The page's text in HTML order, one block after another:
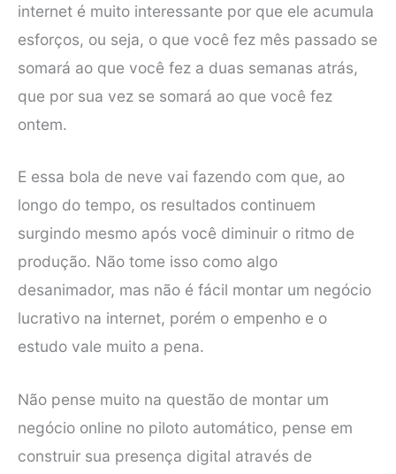
internet é muito interessante por que ele acumula
esforços, ou seja, o que você fez mês passado se
somará ao que você fez a duas semanas atrás,
que por sua vez se somará ao que você fez
ontem.
E essa bola de neve vai fazendo com que, ao
longo do tempo, os resultados continuem
surgindo mesmo após você diminuir o ritmo de
produção. Não tome isso como algo
desanimador, mas não é fácil montar um negócio
lucrativo na internet, porém o empenho e o
estudo vale muito a pena.
Não pense muito na questão de montar um
negócio online no piloto automático, pense em
construir sua presença digital através de